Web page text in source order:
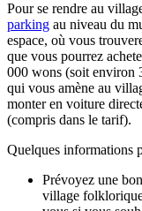
Pour se rendre au
parking au niveau du
espace, où vous
que vous pourrez
000 wons (soit environ
qui vous amène au
monter en voiture
(compris dans le tarif).
Quelques informations
Prévoyez une
village